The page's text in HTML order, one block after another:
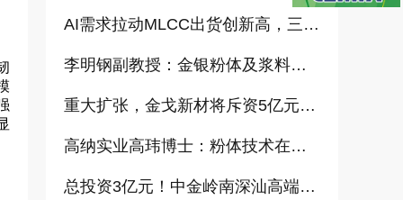
AI需求拉动MLCC出货创新高，三星、太阳诱电相继涨价
李明钢副教授：金银粉体及浆料增值化路径探讨（报告）
重大扩张，金戈新材将斥资5亿元打造“功能性粉体新材料智能制造基地”
高纳实业高玮博士：粉体技术在电池材料工业中的进展与需求（报告）
总投资3亿元！中金岭南深汕高端金属复合材料扩产项目正式开工